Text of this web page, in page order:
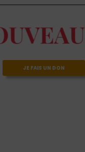
JE FAIS UN DON